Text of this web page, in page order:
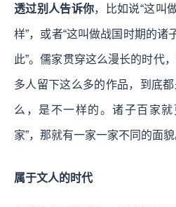
透过别人告诉你，比如说“这叫
样”，或者“这叫做战国时期的诸
此”。儒家贯穿这么漫长的时代
多人留下这么多的作品，到底
么，是不一样的。诸子百家
家”，那就有一家一家不同的面貌
属于文人的时代